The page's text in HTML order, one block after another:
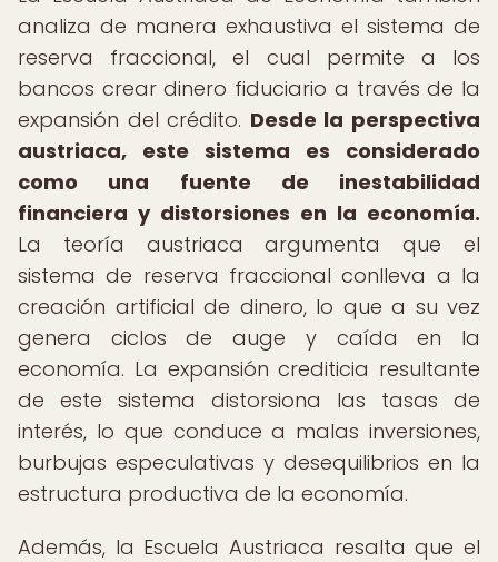
analiza de manera exhaustiva el sistema de
reserva fraccional, el cual permite a los
bancos crear dinero fiduciario a través de la
expansión del crédito. Desde la perspectiva
austriaca, este sistema es considerado
como una fuente de inestabilidad
financiera y distorsiones en la economía.
La teoría austriaca argumenta que el
sistema de reserva fraccional conlleva a la
creación artificial de dinero, lo que a su vez
genera ciclos de auge y caída en la
economía. La expansión crediticia resultante
de este sistema distorsiona las tasas de
interés, lo que conduce a malas inversiones,
burbujas especulativas y desequilibrios en la
estructura productiva de la economía.
Además, la Escuela Austriaca resalta que el